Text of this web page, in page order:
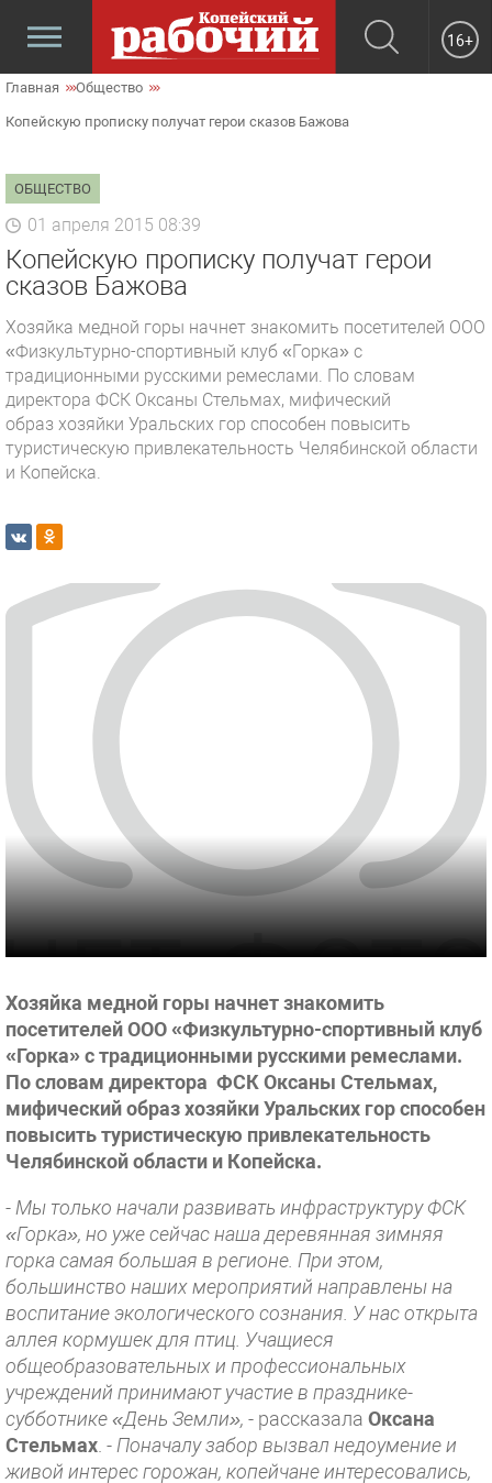
16+
Главная Общество
Копейскую прописку получат герои сказов Бажова
ОБЩЕСТВО
01 апреля 2015 08:39
Копейскую прописку получат герои
сказов Бажова
Хозяйка медной горы начнет знакомить посетителей ООО
«Физкультурно-спортивный клуб «Горка» с
традиционными русскими ремеслами. По словам
директора ФСК Оксаны Стельмах, мифический
образ хозяйки Уральских гор способен повысить
туристическую привлекательность Челябинской области
и Копейска.
Хозяйка медной горы начнет знакомить
посетителей ООО «Физкультурно-спортивный клуб
«Горка» с традиционными русскими ремеслами.
По словам директора ФСК Оксаны Стельмах,
мифический образ хозяйки Уральских гор способен
повысить туристическую привлекательность
Челябинской области и Копейска.
- Мы только начали развивать инфраструктуру ФСК
«Горка», но уже сейчас наша деревянная зимняя
горка самая большая в регионе. При этом,
большинство наших мероприятий направлены на
воспитание экологического сознания. У нас открыта
аллея кормушек для птиц. Учащиеся
общеобразовательных и профессиональных
учреждений принимают участие в празднике-
субботнике «День Земли», - рассказала Оксана
Стельмах - Поначалу забор вызвал недоумение и
живой интерес горожан, копейчане интересовались,